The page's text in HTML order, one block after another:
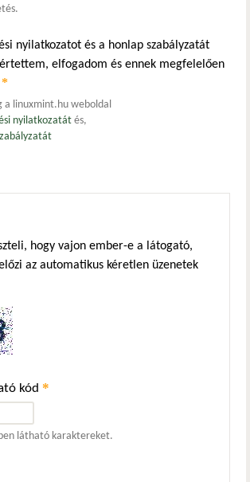
nyilatkozatot és a honlap szabályzatát
elfogadom és ennek megfelelően
*
a linuxmint.hu weboldal
nyilatkozatátés,
hogy vajon ember-e a látogató,
az automatikus kéretlen üzenetek
kód *
látható karaktereket.